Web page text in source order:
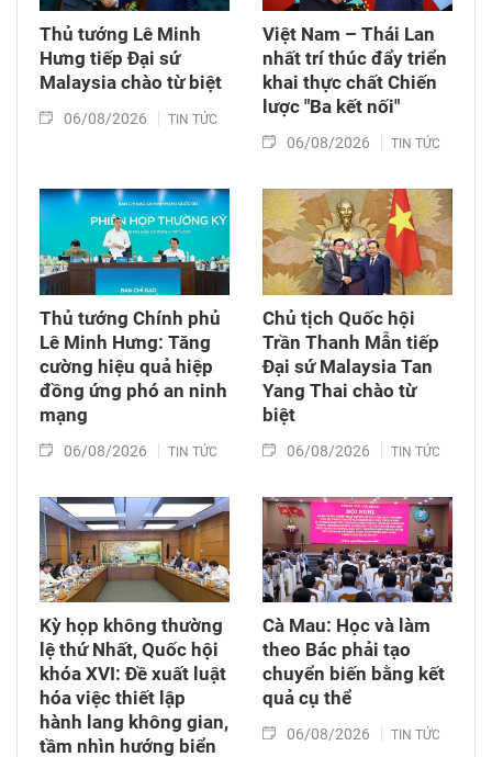
Thủ tướng Lê Minh
Hưng tiếp Đại sứ
Malaysia chào từ biệt
06/08/2026 TIN TỨC
Việt Nam – Thái Lan
nhất trí thúc đẩy triển
khai thực chất Chiến
lược "Ba kết nối"
06/08/2026 TIN TỨC
Thủ tướng Chính phủ
Lê Minh Hưng: Tăng
cường hiệu quả hiệp
đồng ứng phó an ninh
mạng
06/08/2026 TIN TỨC
Chủ tịch Quốc hội
Trần Thanh Mẫn tiếp
Đại sứ Malaysia Tan
Yang Thai chào từ
biệt
06/08/2026 TIN TỨC
Kỳ họp không thường
lệ thứ Nhất, Quốc hội
khóa XVI: Đề xuất luật
hóa việc thiết lập
hành lang không gian,
tầm nhìn hướng biển
Cà Mau: Học và làm
theo Bác phải tạo
chuyển biến bằng kết
quả cụ thể
06/08/2026 TIN TỨC